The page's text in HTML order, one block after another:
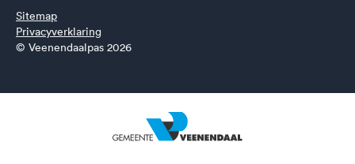
Sitemap
Privacyverklaring
© Veenendaalpas 2026